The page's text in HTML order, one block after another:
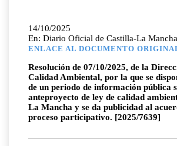
14/10/2025
En: Diario Oficial de Castilla-La Mancha
ENLACE AL DOCUMENTO
Resolución de 07/10/2025, de la
Calidad Ambiental, por la que se
de un periodo de información pública
anteproyecto de ley de calidad
La Mancha y se da publicidad al
proceso participativo. [2025/7639]